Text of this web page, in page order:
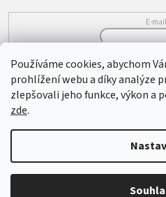
Používáme cookies, abychom
prohlížení webu a díky analýze
zlepšovali jeho funkce, výkon a
zde.
E-mail
Bytový textil VEBA .
nastavení